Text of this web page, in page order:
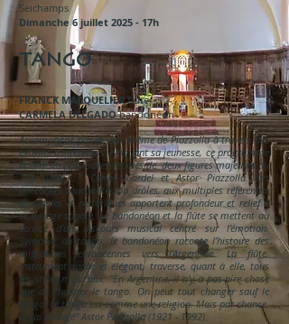
Seichamps
Dimanche 6 juillet 2025 - 17h
TANGO
FRANCK MASQUELIERflûte
CARMELA DELGADObandonéon
Accompagné par la voix même de Piazzolla à travers des
extraits d’interviews évoquant sa jeunesse, ce programme
éclaire les plus belles œuvres de deux figures majeures du
20e siècle : Carlos Gardel et Astor Piazzolla. Les
anecdotes touchantes ou drôles, aux multiples références
musicales et historiques apportent profondeur et relief à
ce voyage sonore. Le bandonéon et la flûte se mettent au
service d’un discours musical centré sur l’émotion.
Symbole du tango, le bandonéon raconte l’histoire des
migrations européennes vers l’Argentine. La flûte,
instrument suave et élégant, traverse, quant à elle, tous
les styles musicaux. "En Argentine, il n'y a pas pire chose
que de changer le tango. On peut tout changer sauf le
tango. Le tango est comme une religion. Mais par chance,
je l'ai changé" Astor Piazzolla (1921 - 1992).